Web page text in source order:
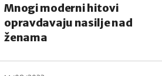
Mnogi moderni hitovi
opravdavaju nasilje nad
ženama